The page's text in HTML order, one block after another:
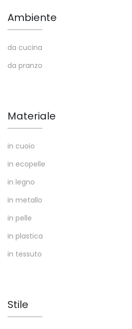
Ambiente
da cucina
da pranzo
Materiale
in cuoio
in ecopelle
in legno
in metallo
in pelle
in plastica
in tessuto
Stile